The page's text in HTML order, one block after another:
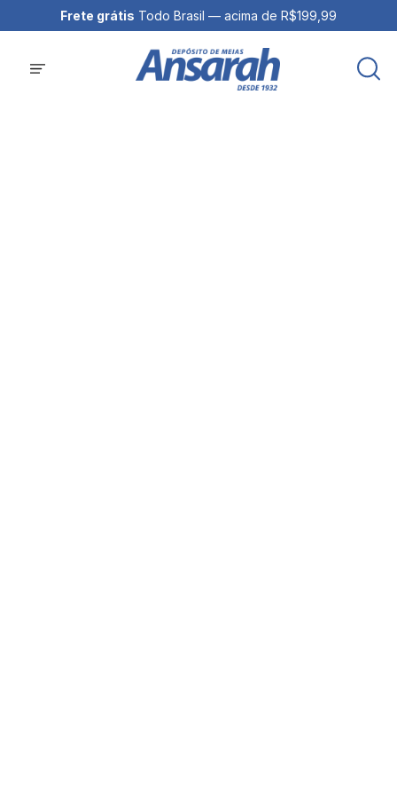
Frete grátis Todo Brasil — acima de R$199,99